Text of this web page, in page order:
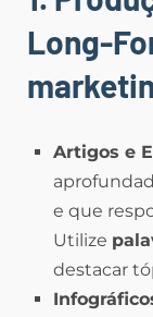
Long-
Artigos e
e que
Utilize
destacar